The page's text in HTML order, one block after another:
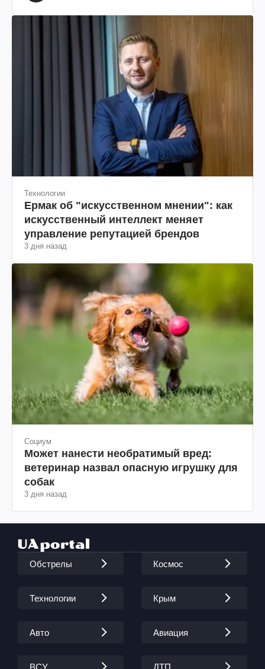
Технологии
Ермак об "искусственном мнении": как
искусственный интеллект меняет
управление репутацией брендов
3 дня назад
Социум
Может нанести необратимый вред:
ветеринар назвал опасную игрушку для
собак
3 дня назад
Обстрелы Космос
Технологии Крым
Авто Авиация
ВСУ ДТП